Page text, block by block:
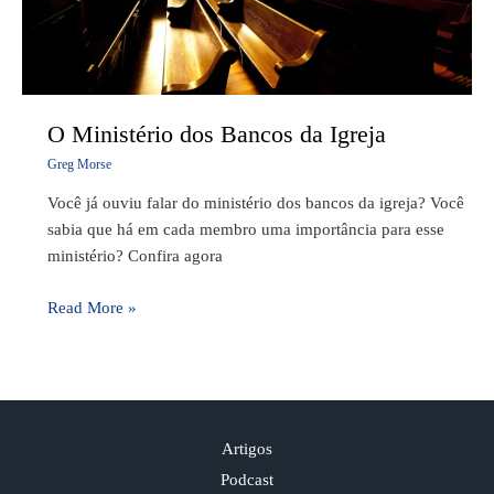
O Ministério dos Bancos da Igreja
Greg Morse
Você já ouviu falar do ministério dos bancos da igreja? Você
sabia que há em cada membro uma importância para esse
ministério? Confira agora
Read More »
Artigos
Podcast